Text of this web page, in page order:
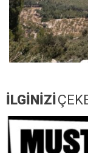
İLGİNİZİ